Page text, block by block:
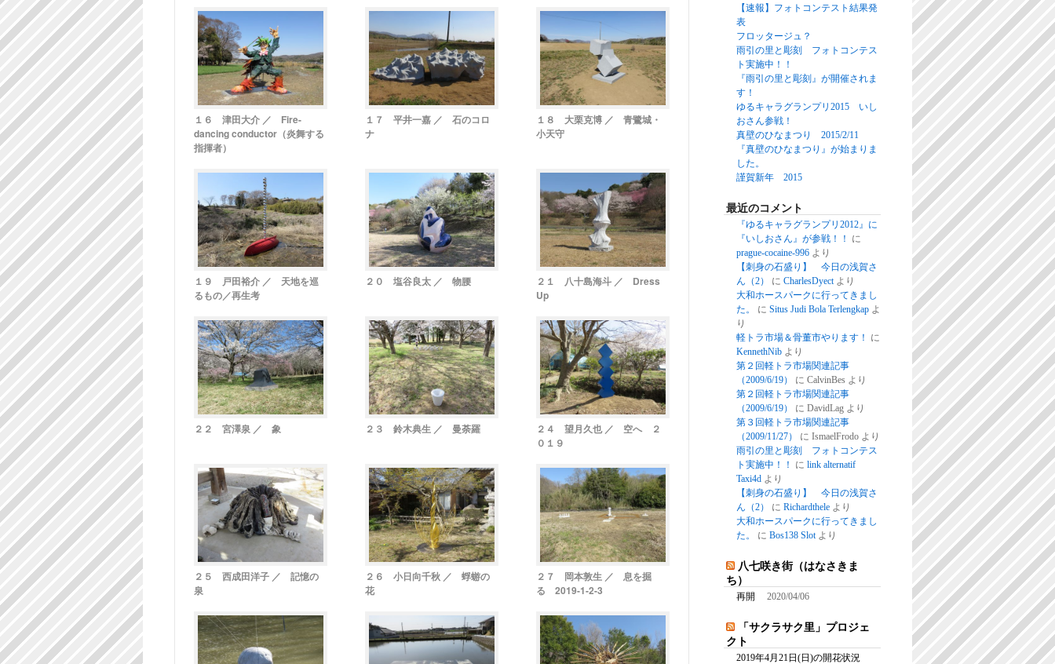
１６ 津田大介 ／ Fire-
dancing conductor（炎舞する
指揮者）
１７ 平井一嘉 ／ 石のコロ
ナ
１８ 大栗克博 ／ 青鷺城・
小天守
１９ 戸田裕介 ／ 天地を巡
るもの／再生考
２０ 塩谷良太 ／ 物腰
２１ 八十島海斗 ／ Dress
Up
２２ 宮澤泉 ／ 象 ２３ 鈴木典生 ／ 曼荼羅
２４ 望月久也 ／ 空へ ２
０１９
２５ 西成田洋子 ／ 記憶の
泉
２６ 小日向千秋 ／ 蜉蝣の
花
２７ 岡本敦生 ／ 息を掘
る 2019-1-2-3
【速報】フォトコンテスト結果発
表
フロッタージュ？
雨引の里と彫刻 フォトコンテス
ト実施中！！
『雨引の里と彫刻』が開催されま
す！
ゆるキャラグランプリ2015 いし
おさん参戦！
真壁のひなまつり 2015/2/11
『真壁のひなまつり』が始まりま
した。
謹賀新年 2015
最近のコメント
『ゆるキャラグランプリ2012』に
『いしおさん』が参戦！！
に
prague-cocaine-996より
【刺身の石盛り】 今日の浅賀さ
ん（2）
に CharlesDyectより
大和ホースパークに行ってきまし
た。
に Situs Judi Bola Terlengkapよ
り
軽トラ市場＆骨董市やります！
に
KennethNibより
第２回軽トラ市場関連記事
（2009/6/19）
に CalvinBesより
第２回軽トラ市場関連記事
（2009/6/19）
に DavidLagより
第３回軽トラ市場関連記事
（2009/11/27）
に IsmaelFrodoより
雨引の里と彫刻 フォトコンテス
ト実施中！！
に link alternatif
Taxi4dより
【刺身の石盛り】 今日の浅賀さ
ん（2）
に Richardtheleより
大和ホースパークに行ってきまし
た。
に Bos138 Slotより
八七咲き街（はなさきま
ち）
再開 2020/04/06
「サクラサク里」プロジェ
クト
2019年4月21日(日)の開花状況